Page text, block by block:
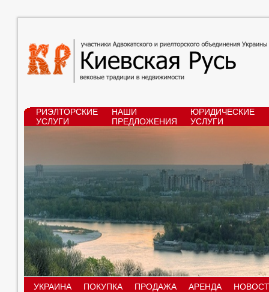
РИЭЛТОРСКИЕ
УСЛУГИ
НАШИ
ПРЕДЛОЖЕНИЯ
ЮРИДИЧЕСКИЕ
УСЛУГИ
УКРАИНА ПОКУПКА ПРОДАЖА АРЕНДА